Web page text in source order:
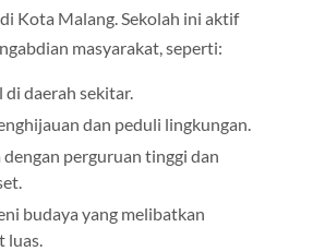
Kota Malang. Sekolah ini aktif
masyarakat, seperti:
di daerah sekitar.
dan peduli lingkungan.
dengan perguruan tinggi dan
budaya yang melibatkan
luas.